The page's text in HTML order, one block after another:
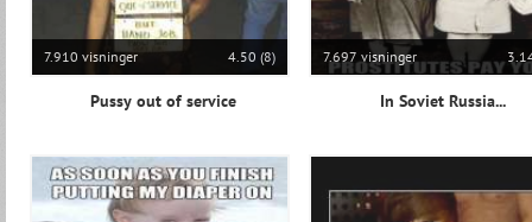
7.910 visninger 4.50 (8)
Pussy out of service
7.697 visninger
In Soviet Russia...